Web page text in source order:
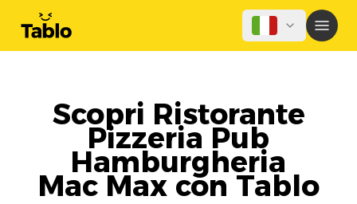
Scopri Ristorante
Pizzeria Pub
Hamburgheria
Mac Max con Tablo